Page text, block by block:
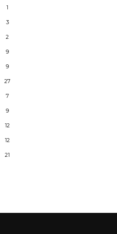
1
3
2
9
9
27
7
9
12
12
21